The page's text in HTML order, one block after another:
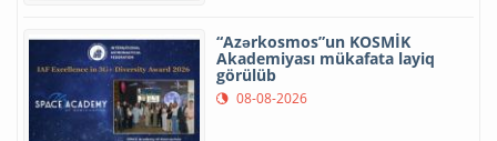
“Azərkosmos”un KOSMİK
Akademiyası mükafata layiq
görülüb
08-08-2026